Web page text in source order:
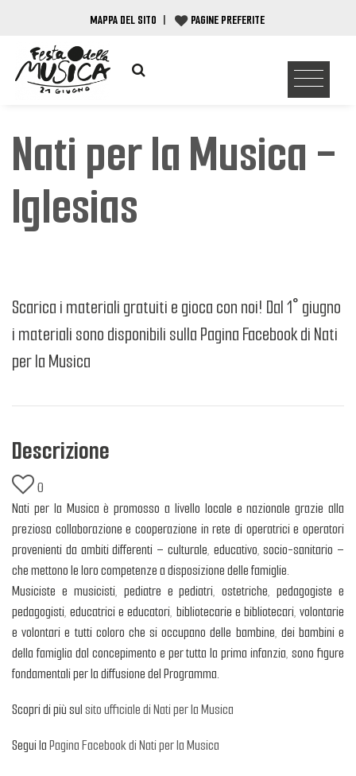
MAPPA DEL SITO | PAGINE PREFERITE
Nati per la Musica -
Iglesias
Scarica i materiali gratuiti e gioca con noi! Dal 1° giugno
i materiali sono disponibili sulla Pagina Facebook di Nati
per la Musica
Descrizione
0
Nati per la Musica è promosso a livello locale e nazionale grazie alla
preziosa collaborazione e cooperazione in rete di operatrici e operatori
provenienti da ambiti differenti – culturale, educativo, socio-sanitario –
che mettono le loro competenze a disposizione delle famiglie.
Musiciste e musicisti, pediatre e pediatri, ostetriche, pedagogiste e
pedagogisti, educatrici e educatori, bibliotecarie e bibliotecari, volontarie
e volontari e tutti coloro che si occupano delle bambine, dei bambini e
della famiglia dal concepimento e per tutta la prima infanzia, sono figure
fondamentali per la diffusione del Programma.
Scopri di più sulsito ufficiale di Nati per la Musica
Segui laPagina Facebook di Nati per la Musica